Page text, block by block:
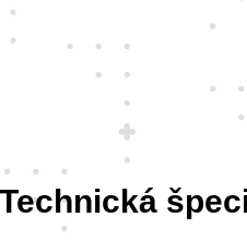
Technická